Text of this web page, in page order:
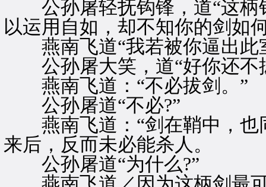
公孙屠轻抚钩锋，道“这柄
以运用自如，却不知你的剑如
燕南飞道“我若被你逼出此
公孙屠大笑，道“好你还不
燕南飞道：“不必拔剑。”
公孙屠道“不必?”
燕南飞道：“剑在鞘中，也
来后，反而未必能杀人。
公孙屠道“为什么?”